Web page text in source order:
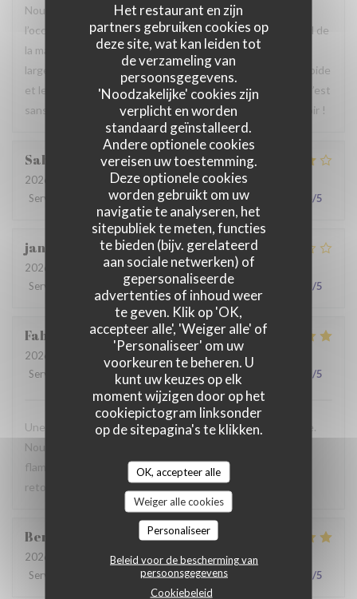
Het restaurant en zijn
partners gebruiken cookies op
deze site, wat kan leiden tot
de verzameling van
persoonsgegevens.
'Noodzakelijke' cookies zijn
verplicht en worden
standaard geïnstalleerd.
Andere optionele cookies
vereisen uw toestemming.
Deze optionele cookies
worden gebruikt om uw
navigatie te analyseren, het
sitepubliek te meten, functies
te bieden (bijv. gerelateerd
aan sociale netwerken) of
gepersonaliseerde
advertenties of inhoud weer
te geven. Klik op 'OK,
accepteer alle', 'Weiger alle' of
'Personaliseer' om uw
voorkeuren te beheren. U
kunt uw keuzes op elk
moment wijzigen door op het
cookiepictogram linksonder
op de sitepagina's te klikken.
OK, accepteer alle
Weiger alle cookies
Personaliseer
Beleid voor de bescherming van
persoonsgegevens
Cookiebeleid
Nous avons passé un agréable moment en famille. Ce fut
l’occasion, pour certains d’entre nous, de découvrir le Nord de
la manière la plus authentique qui soit. Le repas était
largement à la hauteur de nos attentes, le service était rapide
et le personnel particulièrement agréable et accueillant. C’est
sans hésiter que nous reviendrons. Au plaisir de vous revoir !
Sabrina
2026-07-25
- 21:00 - Gasten 2
Service
Atmosfeer:4/5 Keuken: 4/5 Kwaliteit / Prijs /5
jan
2026-07-28
- 19:30 - Gasten 2
Service
Atmosfeer:3/5 Keuken:3/5 Kwaliteit / Prijs /5
Fabrice
2026-07-19
- 12:00 - Gasten 3
Service
Atmosfeer Kwaliteit / Prijs /5
Une table sympathique avec son atmosphère authentique.
Nous avons apprécié notre déjeuner (moule, carbonade,
flamiche au maroilles, etc) et le service. Pourquoi pas y
retourner lors d'un prochaine passage à Lilles.
Benjamin
2026-07-19
- 12:30 - Gasten 2
Service
:5/5 Keuken:5/5 /5